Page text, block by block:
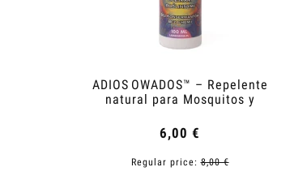
ADIOS OWADOS™ – Repelente
natural para Mosquitos y
6,00 €
Regular price:8,00 €